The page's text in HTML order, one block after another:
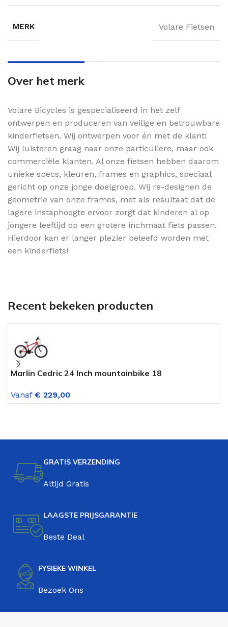
MERK Volare Fietsen
Over het merk
Volare Bicycles is gespecialiseerd in het zelf
ontwerpen en produceren van veilige en betrouwbare
kinderfietsen. Wij ontwerpen voor én met de klant!
Wij luisteren graag naar onze particuliere, maar ook
commerciële klanten. Al onze fietsen hebben daarom
unieke specs, kleuren, frames en graphics, speciaal
gericht op onze jonge doelgroep. Wij re-designen de
geometrie van onze frames, met als resultaat dat de
lagere instaphoogte ervoor zorgt dat kinderen al op
jongere leeftijd op een grotere inchmaat fiets passen.
Hierdoor kan er langer plezier beleefd worden met
een kinderfiets!
Recent bekeken producten
Marlin Cedric 24 Inch mountainbike 18
Vanaf € 229,00
GRATIS VERZENDING
Altijd Gratis
LAAGSTE PRIJSGARANTIE
Beste Deal
FYSIEKE WINKEL
Bezoek Ons